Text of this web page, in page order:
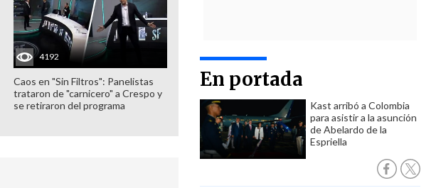
En portada
Kast arribó a Colombia
para asistir a la asunción
de Abelardo de la
Espriella
4192
Caos en "Sin Filtros": Panelistas
trataron de "carnicero" a Crespo y
se retiraron del programa